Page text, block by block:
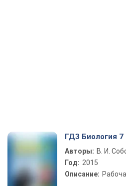
ГДЗ Биология 7
Авторы: В. И.
Год: 2015
Описание: